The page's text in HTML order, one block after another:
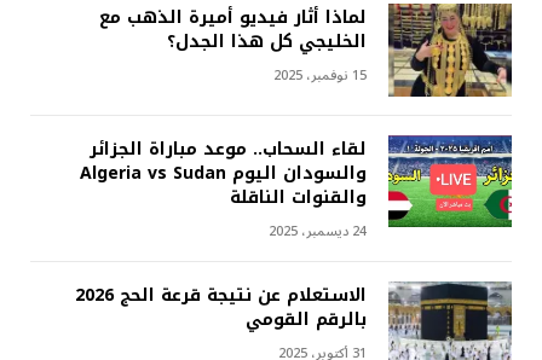
لماذا أثار فيديو أميرة الذهب مع
الخليجي كل هذا الجدل؟
15 نوفمبر، 2025
لقاء السحاب.. موعد مباراة الجزائر
والسودان اليوم Algeria vs Sudan
والقنوات الناقلة
24 ديسمبر، 2025
الاستعلام عن نتيجة قرعة الحج 2026
بالرقم القومي
31 أكتوبر، 2025